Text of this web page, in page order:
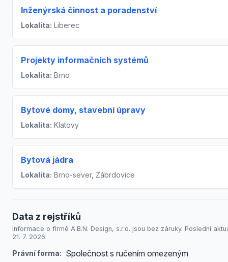
Inženýrská činnost a poradenství
Lokalita: Liberec
Projekty informačních systémů
Lokalita: Brno
Bytové domy, stavební úpravy
Lokalita: Klatovy
Bytová jádra
Lokalita: Brno-sever, Zábrdovice
Data z rejstříků
Informace o firmě A.B.N. Design, s.r.o. jsou bez záruky. Poslední
21. 7. 2026
Právní forma: Společnost s ručením omezeným